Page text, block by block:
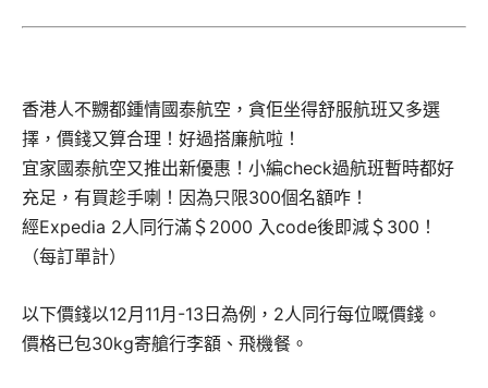
香港人不嬲都鍾情國泰航空，貪佢坐得舒服航班又多選
擇，價錢又算合理！好過搭廉航啦！
宜家國泰航空又推出新優惠！小編check過航班暫時都好
充足，有買趁手喇！因為只限300個名額咋！
經Expedia 2人同行滿＄2000 入code後即減＄300！
（每訂單計）
以下價錢以12月11月-13日為例，2人同行每位嘅價錢。
價格已包30kg寄艙行李額、飛機餐。